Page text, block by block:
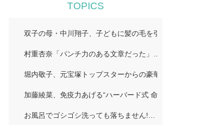
TOPICS
双子の母・中川翔子、子どもに髪の毛を引っ張られ困
村重杏奈「パンチ力のある文章だった」…
堀内敬子、元宝塚トップスターからの豪華差し入れ披
加藤綾菜、免疫力あげる“ハーバード式 命の野菜スー
お風呂でゴシゴシ洗っても落ちません!…